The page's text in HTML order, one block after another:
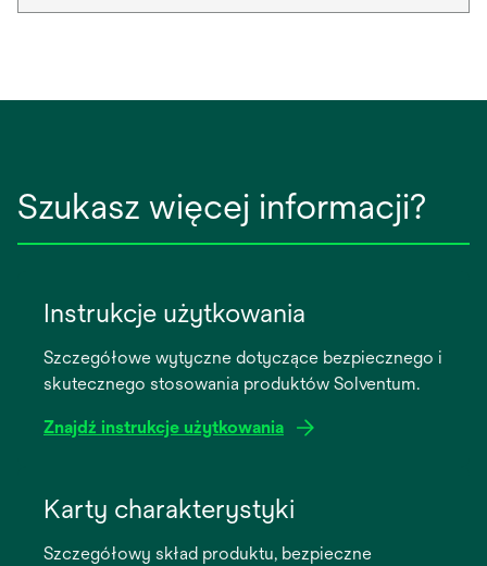
Szukasz więcej informacji?
Instrukcje użytkowania
Szczegółowe wytyczne dotyczące bezpiecznego i
skutecznego stosowania produktów Solventum.
Znajdź instrukcje użytkowania
new
Karty charakterystyki
Szczegółowy skład produktu, bezpieczne